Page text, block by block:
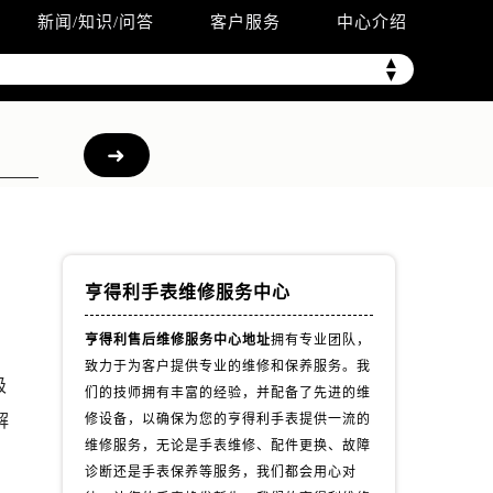
新闻/知识/问答 客户服务 中心介绍
▲
▼
亨得利手表维修服务中心
亨得利售后维修服务中心地址拥有专业团队，
致力于为客户提供专业的维修和保养服务。我
们的技师拥有丰富的经验，并配备了先进的维
修设备，以确保为您的亨得利手表提供一流的
维修服务，无论是手表维修、配件更换、故障
诊断还是手表保养等服务，我们都会用心对